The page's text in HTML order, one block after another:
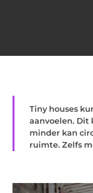
Tiny houses
aanvoelen.
minder kan
ruimte. Zelfs